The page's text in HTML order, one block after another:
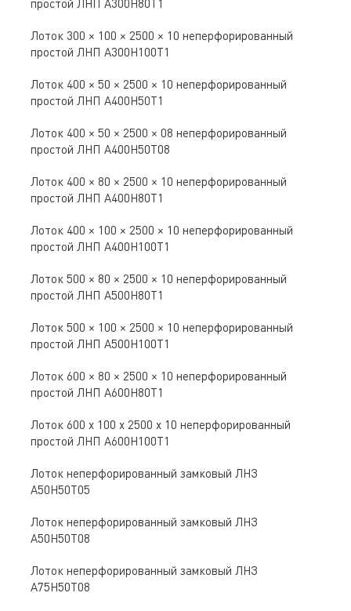
простой ЛНП A300Н80Т1
Лоток 300 × 100 × 2500 × 10 неперфорированный
простой ЛНП A300Н100Т1
Лоток 400 × 50 × 2500 × 10 неперфорированный
простой ЛНП A400Н50Т1
Лоток 400 × 50 × 2500 × 08 неперфорированный
простой ЛНП A400Н50Т08
Лоток 400 × 80 × 2500 × 10 неперфорированный
простой ЛНП A400Н80Т1
Лоток 400 × 100 × 2500 × 10 неперфорированный
простой ЛНП A400Н100Т1
Лоток 500 × 80 × 2500 × 10 неперфорированный
простой ЛНП A500Н80Т1
Лоток 500 × 100 × 2500 × 10 неперфорированный
простой ЛНП A500Н100Т1
Лоток 600 × 80 × 2500 × 10 неперфорированный
простой ЛНП A600Н80Т1
Лоток 600 х 100 х 2500 х 10 неперфорированный
простой ЛНП A600Н100Т1
Лоток неперфорированный замковый ЛНЗ
A50Н50Т05
Лоток неперфорированный замковый ЛНЗ
A50Н50Т08
Лоток неперфорированный замковый ЛНЗ
A75Н50Т08